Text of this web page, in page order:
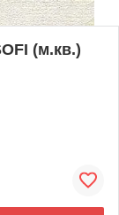
(м.кв.)